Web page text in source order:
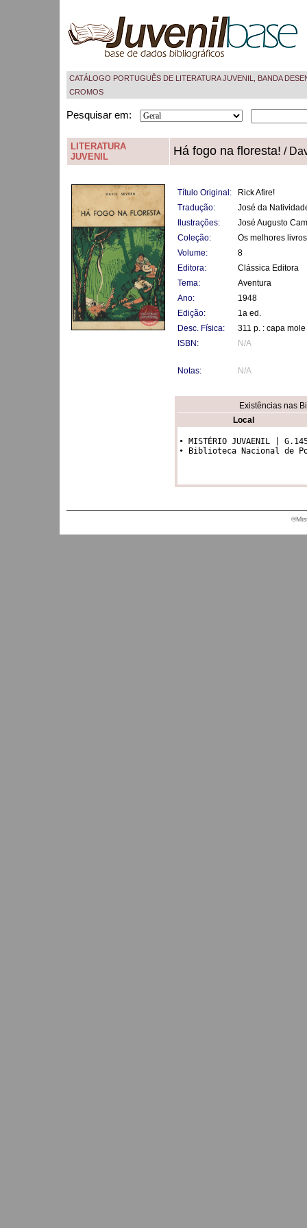
CATÁLOGO PORTUGUÊS DE LITERATURA JUVENIL, BANDA
CROMOS
Pesquisar em:
LITERATURA
JUVENIL
Há fogo na floresta! /
Título Original:
Rick Afire!
Tradução:
José da
Ilustrações:
José Augusto
Coleção:
Os melhores
Volume:
8
Editora:
Clássica Editora
Tema:
Aventura
Ano:
1948
Edição:
1a ed.
Desc. Física:
311 p. : capa
ISBN:
N/A
Notas: N/A
Existências nas
Local
• MISTÉRIO JUVAENIL |
• Biblioteca Nacional de